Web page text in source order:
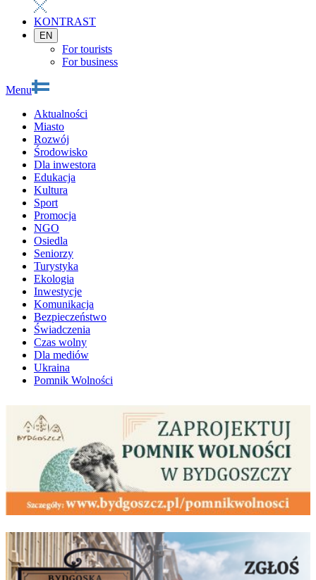
KONTRAST
EN
For tourists
For business
Menu
Aktualności
Miasto
Rozwój
Środowisko
Dla inwestora
Edukacja
Kultura
Sport
Promocja
NGO
Osiedla
Seniorzy
Turystyka
Ekologia
Inwestycje
Komunikacja
Bezpieczeństwo
Świadczenia
Czas wolny
Dla mediów
Ukraina
Pomnik Wolności